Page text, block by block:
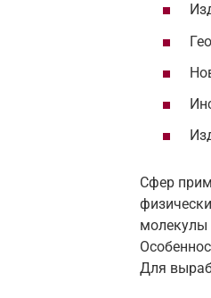
Сфер
молекулы
Для